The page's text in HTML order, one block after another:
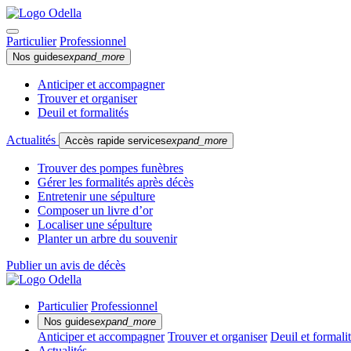
Particulier Professionnel
Nos guidesexpand_more
Anticiper et accompagner
Trouver et organiser
Deuil et formalités
Actualités Accès rapide servicesexpand_more
Trouver des pompes funèbres
Gérer les formalités après décès
Entretenir une sépulture
Composer un livre d’or
Localiser une sépulture
Planter un arbre du souvenir
Publier un avis de décès
Particulier Professionnel
Nos guidesexpand_more
Anticiper et accompagner Trouver et organiser Deuil et